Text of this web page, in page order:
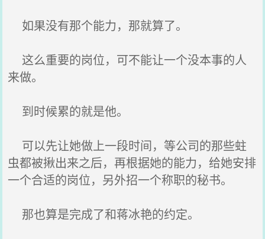
如果没有那个能力，那就算了。
这么重要的岗位，可不能让一个没本事的人
来做。
到时候累的就是他。
可以先让她做上一段时间，等公司的那些蛀
虫都被揪出来之后，再根据她的能力，给她安排
一个合适的岗位，另外招一个称职的秘书。
那也算是完成了和蒋冰艳的约定。